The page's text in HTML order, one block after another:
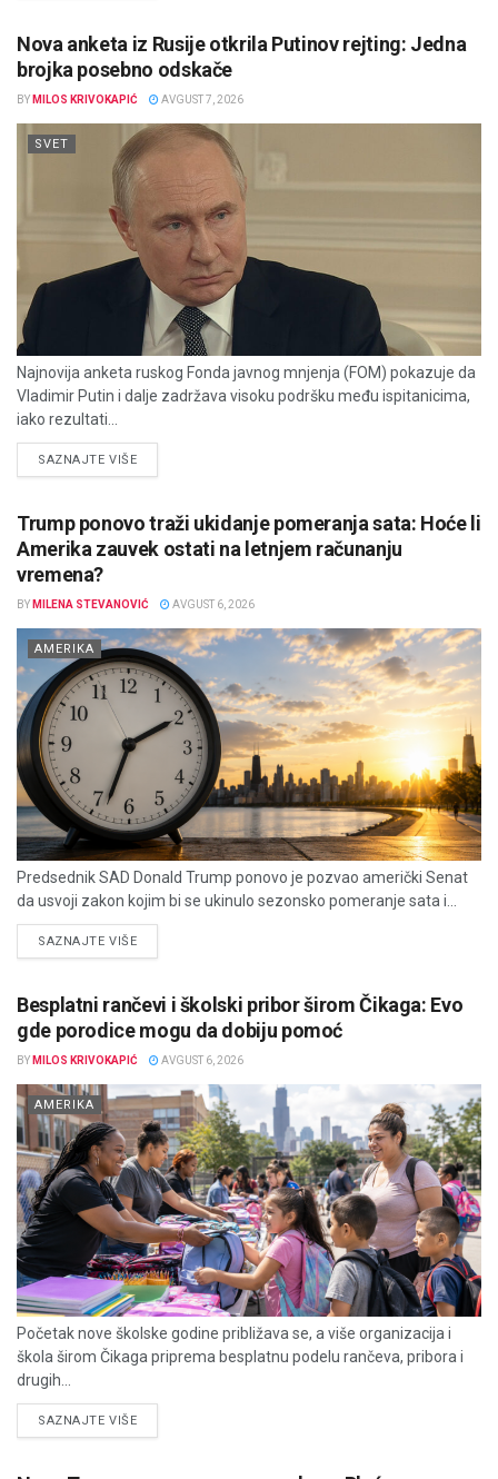
Nova anketa iz Rusije otkrila Putinov rejting: Jedna
brojka posebno odskače
BY MILOS KRIVOKAPIĆ AVGUST 7, 2026
SVET
Najnovija anketa ruskog Fonda javnog mnjenja (FOM) pokazuje da
Vladimir Putin i dalje zadržava visoku podršku među ispitanicima,
iako rezultati...
SAZNAJTE VIŠEDETAILS
Trump ponovo traži ukidanje pomeranja sata: Hoće li
Amerika zauvek ostati na letnjem računanju
vremena?
BY MILENA STEVANOVIĆ AVGUST 6, 2026
AMERIKA
Predsednik SAD Donald Trump ponovo je pozvao američki Senat
da usvoji zakon kojim bi se ukinulo sezonsko pomeranje sata i...
SAZNAJTE VIŠEDETAILS
Besplatni rančevi i školski pribor širom Čikaga: Evo
gde porodice mogu da dobiju pomoć
BY MILOS KRIVOKAPIĆ AVGUST 6, 2026
AMERIKA
Početak nove školske godine približava se, a više organizacija i
škola širom Čikaga priprema besplatnu podelu rančeva, pribora i
drugih...
SAZNAJTE VIŠEDETAILS